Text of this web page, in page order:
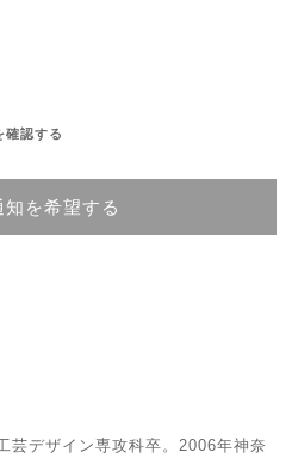
確認する
を希望する
芸デザイン専攻科卒。2006年神奈